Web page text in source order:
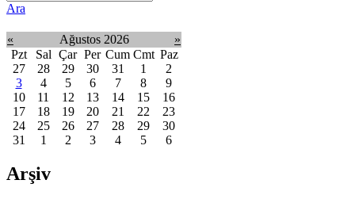
Ara
« Ağustos 2026
»
Pzt
Sal Çar Per Cum Cmt Paz
27
28 29 30 31 1
2
3
4 5 6 7 8
9
10
11 12 13 14 15
16
17
18 19 20 21 22
23
24
25 26 27 28 29
30
31
1 2 3 4 5 6
Arşiv